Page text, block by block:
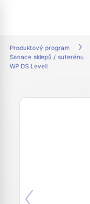
Produktový program
Sanace sklepů / suterénu
WP DS Levell